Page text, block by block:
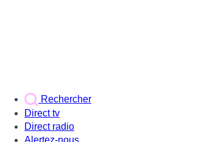
Rechercher
Direct tv
Direct radio